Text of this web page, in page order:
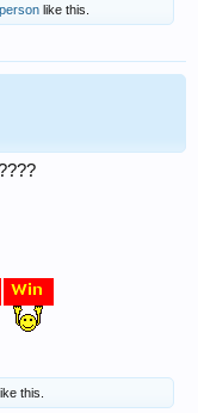
like this.
this.